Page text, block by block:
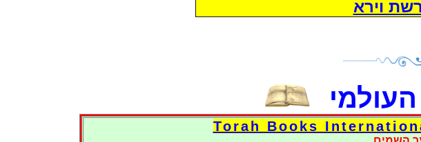
וירא